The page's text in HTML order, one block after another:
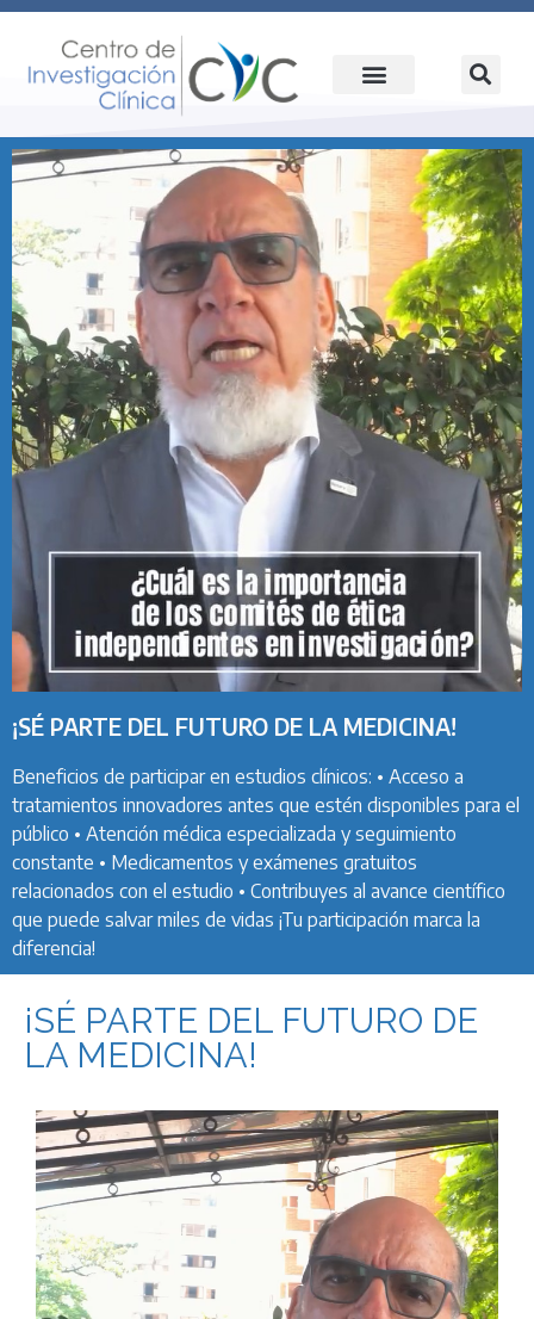
¡SÉ PARTE DEL FUTURO DE LA MEDICINA!
Beneficios de participar en estudios clínicos: • Acceso a
tratamientos innovadores antes que estén disponibles para el
público • Atención médica especializada y seguimiento
constante • Medicamentos y exámenes gratuitos
relacionados con el estudio • Contribuyes al avance científico
que puede salvar miles de vidas ¡Tu participación marca la
diferencia!
¡SÉ PARTE DEL FUTURO DE
LA MEDICINA!